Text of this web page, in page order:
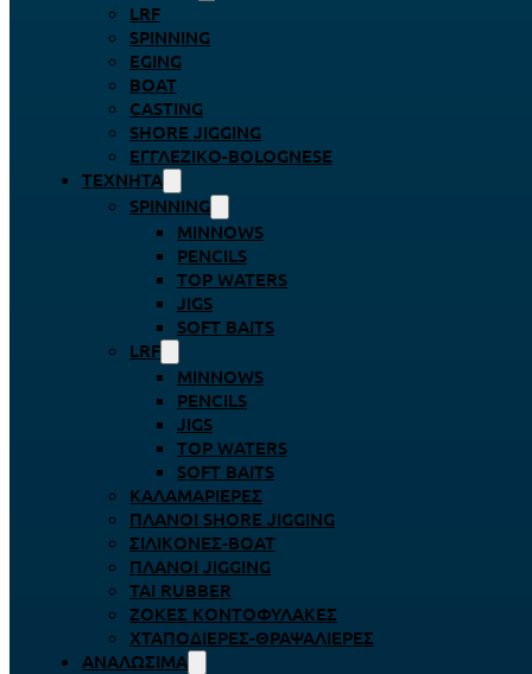
LRF
SPINNING
EGING
BOAT
CASTING
SHORE JIGGING
ΕΓΓΛΈΖΙΚΟ-BOLOGNESE
ΤΕΧΝΗΤΆ
SPINNING
MINNOWS
PENCILS
TOP WATERS
JIGS
SOFT BAITS
LRF
MINNOWS
PENCILS
JIGS
TOP WATERS
SOFT BAITS
ΚΑΛΑΜΑΡΙΈΡΕΣ
ΠΛΆΝΟΙ SHORE JIGGING
ΣΙΛΙΚΌΝΕΣ-BOAT
ΠΛΆΝΟΙ JIGGING
TAI RUBBER
ΖΌΚΕΣ ΚΟΝΤΟΦΎΛΑΚΕΣ
ΧΤΑΠΟΔΙΈΡΕΣ-ΘΡΑΨΑΛΙΈΡΕΣ
ΑΝΑΛΏΣΙΜΑ